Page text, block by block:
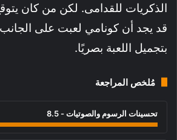
الذكريات للقدامى. لكن من كان
قد يجد أن كونامي لعبت على
بتجميل اللعبة بصريًا.
مُلخص المراجعة
تحسينات الرسوم والصوتيات - 8.5